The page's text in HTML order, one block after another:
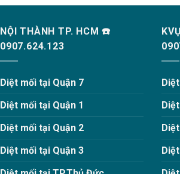
NỘI THÀNH TP. HCM ☎️
0907.624.123
Diệt mối tại Quận 7
Diệt mối tại Quận 1
Diệt mối tại Quận 2
Diệt mối tại Quận 3